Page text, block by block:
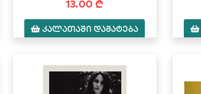
13.00 ₾
კალათაში დამატება